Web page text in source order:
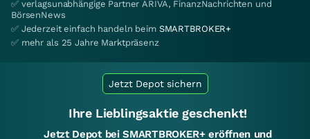
✅ verlagsunabhängige Partner ARIVA, FinanzNachrichten und
BörsenNews
✅ Jederzeit einfach handeln beim SMARTBROKER+
✅ mehr als 25 Jahre Marktpräsenz
Jetzt Depot sichern
Ihre Lieblingsaktie geschenkt!
Jetzt Depot bei SMARTBROKER+ eröffnen und